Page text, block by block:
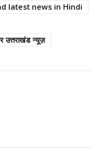
latest news in Hindi
उत्तराखंड न्यूज़